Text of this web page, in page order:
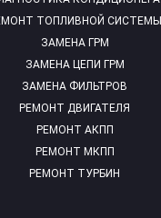
ТОПЛИВНОЙ СИСТЕМЫ
ЗАМЕНА ГРМ
ЗАМЕНА ЦЕПИ ГРМ
ЗАМЕНА ФИЛЬТРОВ
РЕМОНТ ДВИГАТЕЛЯ
РЕМОНТ АКПП
РЕМОНТ МКПП
РЕМОНТ ТУРБИН